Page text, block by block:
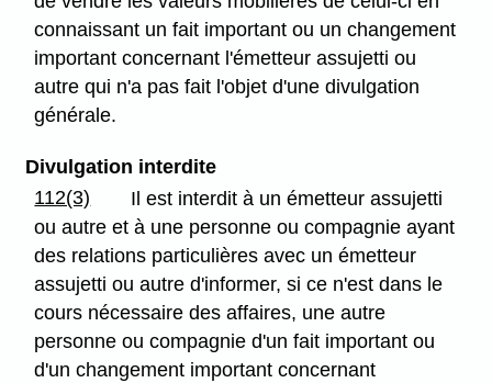
connaissant un fait important ou un changement
important concernant l'émetteur assujetti ou
autre qui n'a pas fait l'objet d'une divulgation
générale.
Divulgation interdite
112(3)
Il est interdit à un émetteur assujetti
ou autre et à une personne ou compagnie ayant
des relations particulières avec un émetteur
assujetti ou autre d'informer, si ce n'est dans le
cours nécessaire des affaires, une autre
personne ou compagnie d'un fait important ou
d'un changement important concernant